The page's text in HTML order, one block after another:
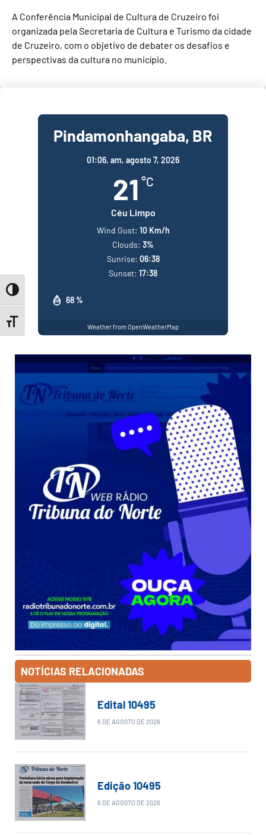
Toggle High Contrast
Toggle Font size
A Conferência Municipal de Cultura de Cruzeiro foi
organizada pela Secretaria de Cultura e Turismo da cidade
de Cruzeiro, com o objetivo de debater os desafios e
perspectivas da cultura no município.
Pindamonhangaba, BR
01:06, am, agosto 7, 2026
21 °C
Céu Limpo
68 %
Wind Gust: 10 Km/h
Clouds: 3%
Sunrise: 06:38
Sunset: 17:38
Weather from OpenWeatherMap
NOTÍCIAS RELACIONADAS
Edital 10495
6 DE AGOSTO DE 2026
Edição 10495
6 DE AGOSTO DE 2026